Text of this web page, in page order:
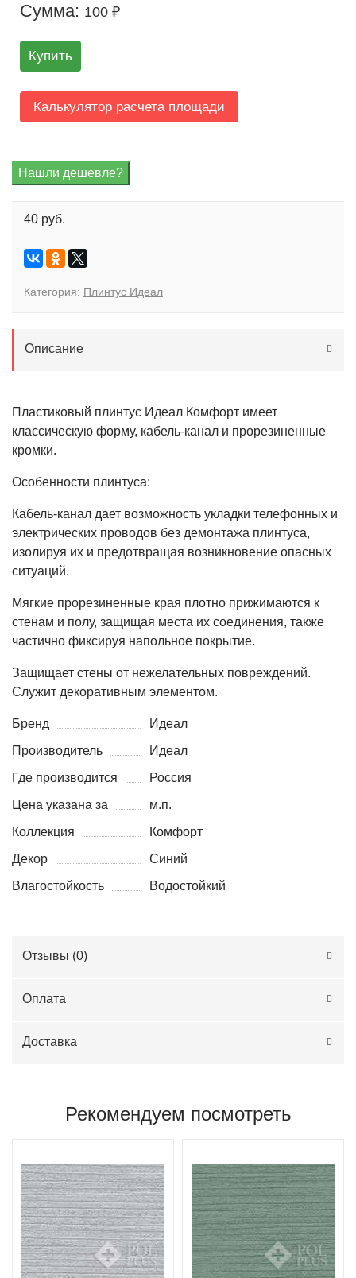
Сумма: 100 ₽
Купить
Калькулятор расчета площади
40 руб.
Категория: Плинтус Идеал
Описание
Пластиковый плинтус Идеал Комфорт имеет
классическую форму, кабель-канал и прорезиненные
кромки.
Особенности плинтуса:
Кабель-канал дает возможность укладки телефонных и
электрических проводов без демонтажа плинтуса,
изолируя их и предотвращая возникновение опасных
ситуаций.
Мягкие прорезиненные края плотно прижимаются к
стенам и полу, защищая места их соединения, также
частично фиксируя напольное покрытие.
Защищает стены от нежелательных повреждений.
Служит декоративным элементом.
Бренд
Идеал
Производитель
Идеал
Где производится
Россия
Цена указана за
м.п.
Коллекция
Комфорт
Декор
Синий
Влагостойкость
Водостойкий
Отзывы (0)
Оплата
Доставка
Рекомендуем посмотреть